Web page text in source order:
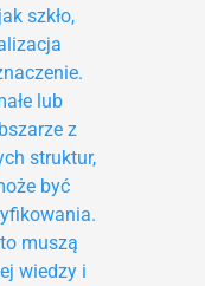
szkło,
lub
z
struktur,
być
muszą
wiedzy i